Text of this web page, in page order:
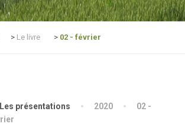
> Le livre > 02 - février
Les présentations 2020
02 -